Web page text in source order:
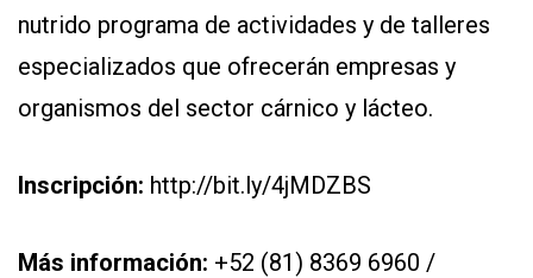
nutrido programa de actividades y de talleres
especializados que ofrecerán empresas y
organismos del sector cárnico y lácteo.
Inscripción: http://bit.ly/4jMDZBS
Más información: +52 (81) 8369 6960 /